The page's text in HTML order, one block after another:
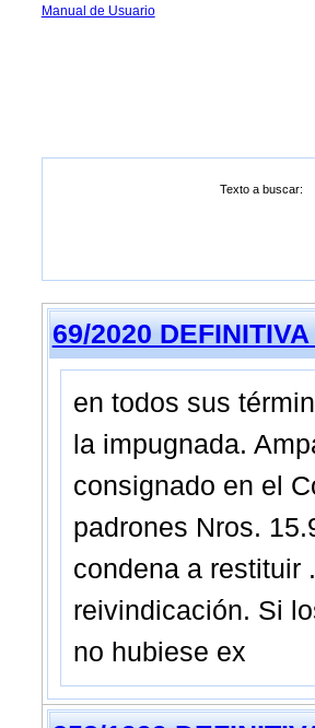
Manual de Usuario
Texto a buscar:
69/2020
en todos sus
la impugnada.
consignado en el
padrones Nros.
condena a restituir
reivindicación. Si
no hubiese ex